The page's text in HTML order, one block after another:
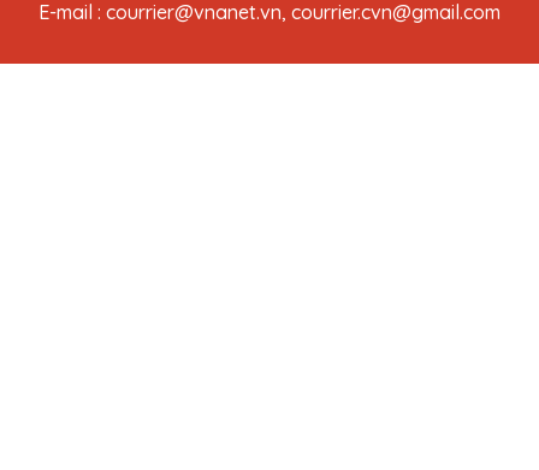
E-mail : courrier@vnanet.vn, courrier.cvn@gmail.com